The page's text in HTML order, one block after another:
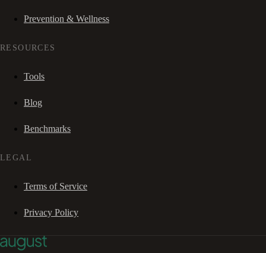
Prevention & Wellness
RESOURCES
Tools
Blog
Benchmarks
LEGAL
Terms of Service
Privacy Policy